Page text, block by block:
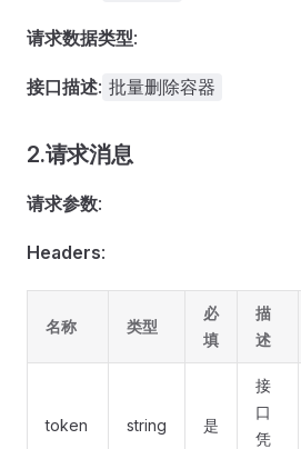
请求数据类型:
接口描述: 批量删除容器
2.请求消息
请求参数:
Headers:
名称 类型
必
填
描
述
token string 是
接
口
凭